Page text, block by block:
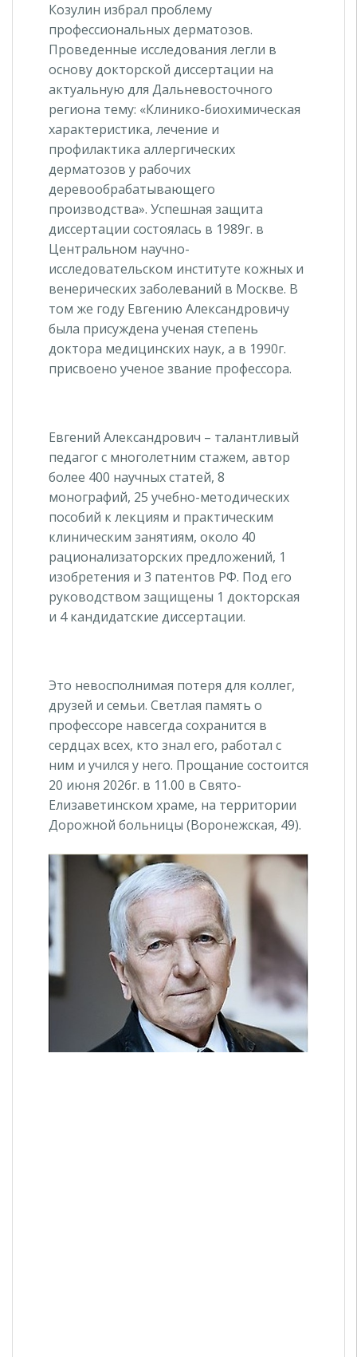
Козулин избрал проблему
профессиональных дерматозов.
Проведенные исследования легли в
основу докторской диссертации на
актуальную для Дальневосточного
региона тему: «Клинико-биохимическая
характеристика, лечение и
профилактика аллергических
дерматозов у рабочих
деревообрабатывающего
производства». Успешная защита
диссертации состоялась в 1989г. в
Центральном научно-
исследовательском институте кожных и
венерических заболеваний в Москве. В
том же году Евгению Александровичу
была присуждена ученая степень
доктора медицинских наук, а в 1990г.
присвоено ученое звание профессора.
Евгений Александрович – талантливый
педагог с многолетним стажем, автор
более 400 научных статей, 8
монографий, 25 учебно-методических
пособий к лекциям и практическим
клиническим занятиям, около 40
рационализаторских предложений, 1
изобретения и 3 патентов РФ. Под его
руководством защищены 1 докторская
и 4 кандидатские диссертации.
Это невосполнимая потеря для коллег,
друзей и семьи. Светлая память о
профессоре навсегда сохранится в
сердцах всех, кто знал его, работал с
ним и учился у него. Прощание состоится
20 июня 2026г. в 11.00 в Свято-
Елизаветинском храме, на территории
Дорожной больницы (Воронежская, 49).